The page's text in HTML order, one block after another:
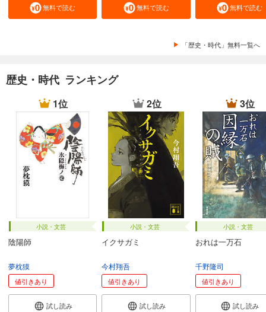
無料で読む 無料で読む 無料で読む
「歴史・時代」無料一覧へ
歴史・時代 ランキング
1位
小説・文芸
陰陽師
夢枕獏
値引きあり
試し読み
2位
小説・文芸
イクサガミ
今村翔吾
値引きあり
試し読み
3位
小説・文芸
おれは一万石
千野隆司
値引きあり
試し読み